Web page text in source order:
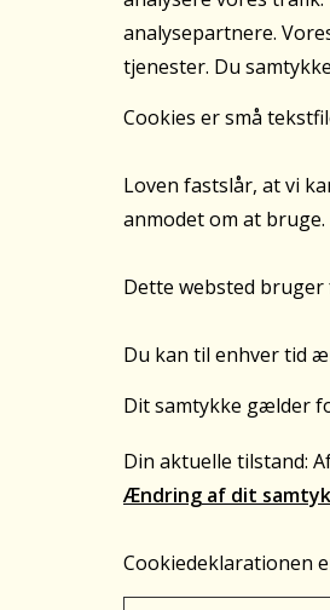
analysepartnere.
tjenester. Du
Cookies er små
Loven fastslår, at vi
anmodet om at
Dette websted
Du kan til enhver tid
Dit samtykke gælder
Din aktuelle tilstand:
Ændring af dit
Cookiedeklarationen